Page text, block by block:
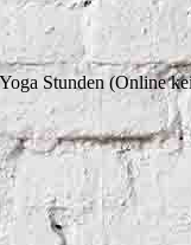
Stunden (Online